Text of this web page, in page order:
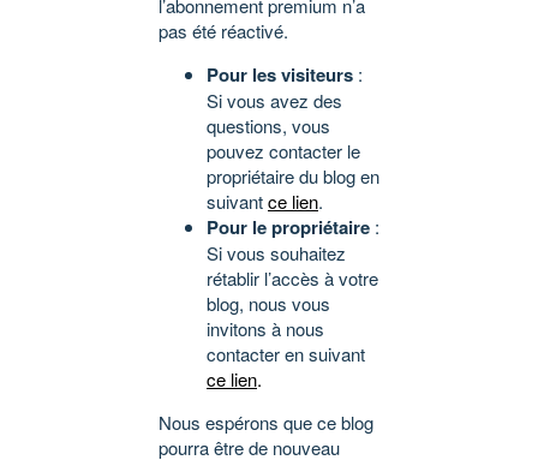
l’abonnement premium n’a
pas été réactivé.
Pour les visiteurs :
Si vous avez des
questions, vous
pouvez contacter le
propriétaire du blog en
suivantce lien.
Pour le propriétaire :
Si vous souhaitez
rétablir l’accès à votre
blog, nous vous
invitons à nous
contacter en suivant
ce lien.
Nous espérons que ce blog
pourra être de nouveau